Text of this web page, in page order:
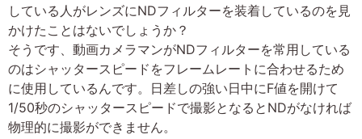
している人がレンズにNDフィルターを装着しているのを見
かけたことはないでしょうか？
そうです、動画カメラマンがNDフィルターを常用している
のはシャッタースピードをフレームレートに合わせるため
に使用しているんです。日差しの強い日中にF値を開けて
1/50秒のシャッタースピードで撮影となるとNDがなければ
物理的に撮影ができません。